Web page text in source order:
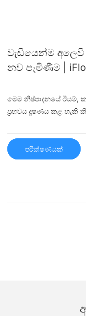
වැඩියෙන්ම
නව පැමිණීම |
මෙම නිෂ්පාදනයේ ඊයම්,
ප්‍රභවය දූෂණය කළ හැකි
පරීක්ෂණයක්